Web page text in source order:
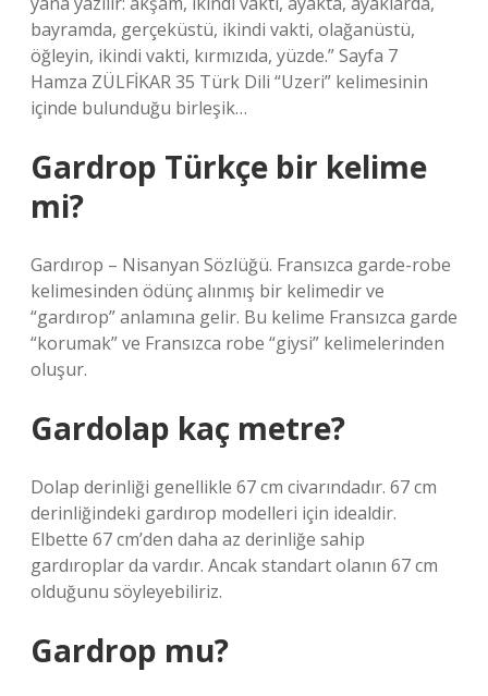
bayramda, gerçeküstü, ikindi vakti, olağanüstü,
öğleyin, ikindi vakti, kırmızıda, yüzde.” Sayfa 7
Hamza ZÜLFİKAR 35 Türk Dili “Uzeri” kelimesinin
içinde bulunduğu birleşik…
Gardrop Türkçe bir kelime
mi?
Gardırop – Nisanyan Sözlüğü. Fransızca garde-robe
kelimesinden ödünç alınmış bir kelimedir ve
“gardırop” anlamına gelir. Bu kelime Fransızca garde
“korumak” ve Fransızca robe “giysi” kelimelerinden
oluşur.
Gardolap kaç metre?
Dolap derinliği genellikle 67 cm civarındadır. 67 cm
derinliğindeki gardırop modelleri için idealdir.
Elbette 67 cm’den daha az derinliğe sahip
gardıroplar da vardır. Ancak standart olanın 67 cm
olduğunu söyleyebiliriz.
Gardrop mu?